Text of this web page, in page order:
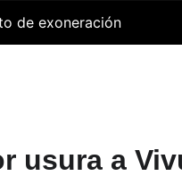
de exoneración
usura a